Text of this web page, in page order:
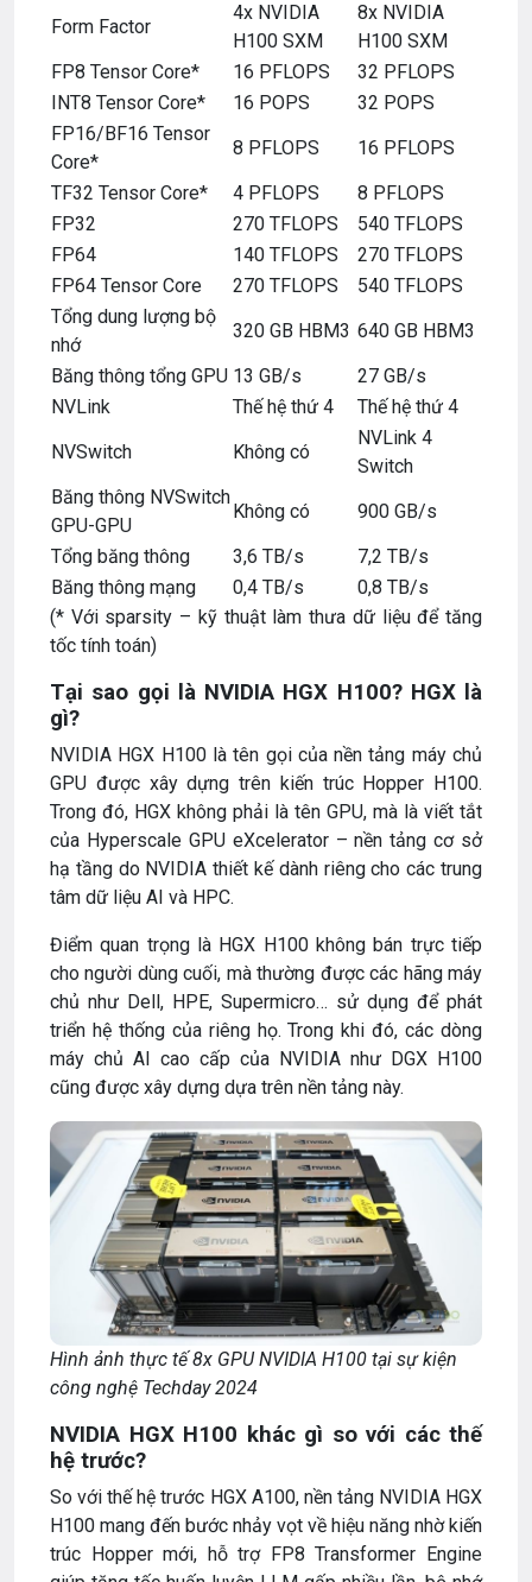
Form Factor
4x NVIDIA
H100 SXM
8x NVIDIA
H100 SXM
FP8 Tensor Core*
16 PFLOPS
32 PFLOPS
INT8 Tensor Core*
16 POPS
32 POPS
FP16/BF16 Tensor
Core*
8 PFLOPS
16 PFLOPS
TF32 Tensor Core*
4 PFLOPS
8 PFLOPS
FP32
270 TFLOPS
540 TFLOPS
FP64
140 TFLOPS
270 TFLOPS
FP64 Tensor Core
270 TFLOPS
540 TFLOPS
Tổng dung lượng bộ
nhớ
320 GB HBM3 640 GB HBM3
Băng thông tổng GPU 13 GB/s
27 GB/s
NVLink
Thế hệ thứ 4
Thế hệ thứ 4
NVSwitch
Không có
NVLink 4
Switch
Băng thông NVSwitch
GPU-GPU
Không có
900 GB/s
Tổng băng thông
3,6 TB/s
7,2 TB/s
Băng thông mạng
0,4 TB/s
0,8 TB/s
(* Với sparsity – kỹ thuật làm thưa dữ liệu để tăng
tốc tính toán)
Tại sao gọi là NVIDIA HGX H100? HGX là
gì?
NVIDIA HGX H100 là tên gọi của nền tảng máy chủ
GPU được xây dựng trên kiến trúc Hopper H100.
Trong đó, HGX không phải là tên GPU, mà là viết tắt
của Hyperscale GPU eXcelerator – nền tảng cơ sở
hạ tầng do NVIDIA thiết kế dành riêng cho các trung
tâm dữ liệu AI và HPC.
Điểm quan trọng là HGX H100 không bán trực tiếp
cho người dùng cuối, mà thường được các hãng máy
chủ như Dell, HPE, Supermicro… sử dụng để phát
triển hệ thống của riêng họ. Trong khi đó, các dòng
máy chủ AI cao cấp của NVIDIA như DGX H100
cũng được xây dựng dựa trên nền tảng này.
Hình ảnh thực tế 8x GPU NVIDIA H100 tại sự kiện
công nghệ Techday 2024
NVIDIA HGX H100 khác gì so với các thế
hệ trước?
So với thế hệ trước HGX A100, nền tảng NVIDIA HGX
H100 mang đến bước nhảy vọt về hiệu năng nhờ kiến
trúc Hopper mới, hỗ trợ FP8 Transformer Engine